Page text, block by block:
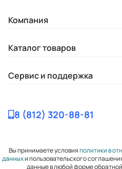
Компания
Каталог товаров
Сервис и поддержка
8 (812) 320-88-81
Вы принимаете условияполитики в
данныхи пользовательского
данные в любой форме